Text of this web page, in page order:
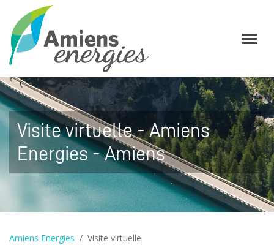
Visite virtuelle - Amiens
Energies - Amiens
Amiens Energies Visite virtuelle